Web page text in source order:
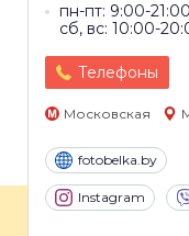
пн-пт: 9:00-21:00
сб, вс: 10:00-
Телефоны
Московская
fotobelka.by
Instagram